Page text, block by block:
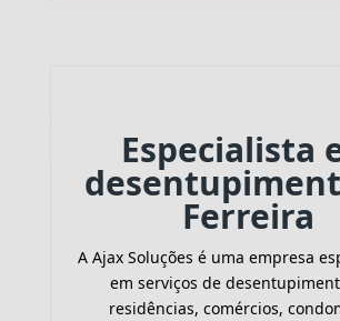
Especialista
Ferreira
A Ajax Soluções é uma empresa
em serviços de
residências, comércios,